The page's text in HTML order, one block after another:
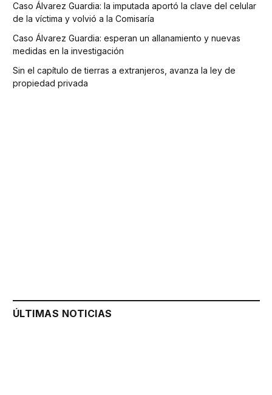
Caso Álvarez Guardia: la imputada aportó la clave del celular
de la víctima y volvió a la Comisaría
Caso Álvarez Guardia: esperan un allanamiento y nuevas
medidas en la investigación
Sin el capítulo de tierras a extranjeros, avanza la ley de
propiedad privada
ÚLTIMAS NOTICIAS